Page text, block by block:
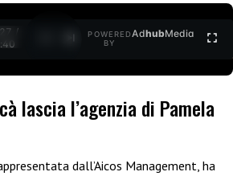
/
POWERED
BY
AdhubMedia
lascia l’agenzia di Pamela
dall’Aicos Management, ha